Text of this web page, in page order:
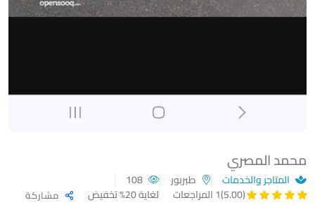
محمد المصري
المتاجر والخدمات طبربور
(5.00)
1 المراجعات لغاية 20% تخفيض مشاركة